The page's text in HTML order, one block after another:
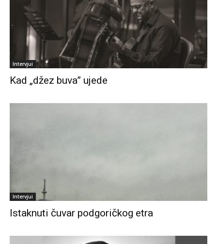
Intervjui
Kad „džez buva” ujede
Intervjui
Istaknuti čuvar podgoričkog etra